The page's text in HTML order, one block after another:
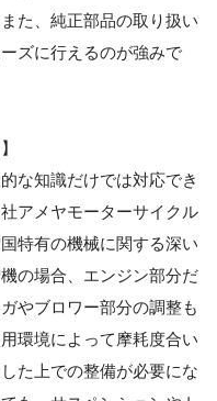
た、純正部品の取り扱い
ズに行えるのが強みで
な知識だけでは対応でき
アメヤモーターサイクル
特有の機械に関する深い
の場合、エンジン部分だ
やブロワー部分の調整も
環境によって摩耗度合い
た上での整備が必要にな